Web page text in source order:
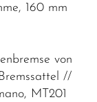
160 mm
von
//
MT201